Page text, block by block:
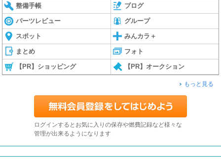
整備手帳 ブログ
パーツレビュー グループ
スポット みんカラ＋
まとめ フォト
【PR】ショッピング 【PR】オークション
もっと見る
ログインするとお気に入りの保存や燃費記録など様々な
管理が出来るようになります